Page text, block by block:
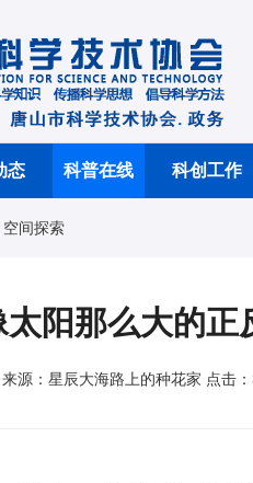
态 科普在线 科创工作
空间探索
太阳那么大的正
源：星辰大海路上的种花家 点击